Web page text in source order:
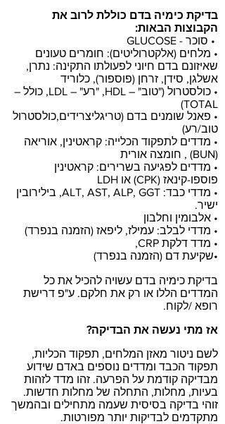
בדיקת כימיה בדם כוללת לרוב את
הקבוצות הבאות:
• סוכר - GLUCOSE
• מלחים (אלקטרוליטים): חומרים טעונים
שאיזונם בדם חיוני לפעולתו התקינה: נתרן,
אשלגן, סידן, זרחן (פוספור), כלוריד
• כולסטרול ("טוב" – HDL, "רע" – LDL, כולל –
TOTAL)
• פאנל שומנים בדם (טריגליצרידים,כולסטרול
טוב/רע)
• מדדים לתפקוד הכלייה: קראטינין, אוריאה
(BUN) , חומצה אורית
• מדדים לפגיעה בשרירים: קראטינין
פוספו-קינאז (CPK) או LDH
• מדדי כבד: ALT, AST, ALP, GGT, בילירובין
ישיר.
• אלבומין וחלבון
• מדדי לבלב: עמילז, ליפאז (הזמנה בנפרד)
• מדד דלקת CRP,
•שקיעת דם (הזמנה בנפרד)
בדיקת כימיה בדם עשויה להכיל את כל
המדדים הללו או רק את חלקם. ע"פ דרישת
רופא /לקוח.
אז מתי נעשה את הבדיקה?
לשם ניטור מאזן המלחים, תפקוד הכליות,
תפקוד הכבד ומדדים נוספים באדם שידוע
מבדיקה קודמת על הפרעה. זהו מדד לזהות
בעיות, מחלות, התחלה של מחלות חדשות.
זוהי בדיקה בסיסית שעמה מתחילים ובהמשך
מתקדמים לבדיקות יותר מפורטות.